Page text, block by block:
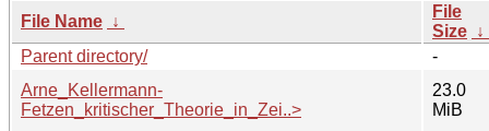
File Name ↓
File
Size ↓
Parent directory/
-
Arne_Kellermann-
Fetzen_kritischer_Theorie_in_Zei..>
23.0
MiB